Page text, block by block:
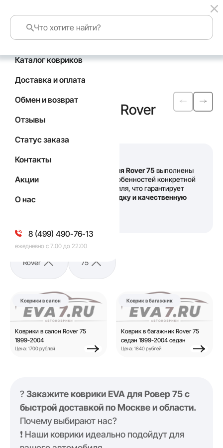
Каталог ковриков
Доставка и оплата
Обмен и возврат
Отзывы
Статус заказа
Контакты
Акции
О нас
8 (499) 490-76-13
ежедневно с 7:00 до 22:00
Автомобильные
коврикиEVA
для Rover
75
коврики для Rover 75 выполнены
с учетом всех особенностей конкретной
модели автомобиля, что гарантирует
идеальную посадку и качественную
Rover 75
Коврики в салон
Коврики в салон Rover 75
1999-2004
Цена: 1700 рублей
Коврик в багажник
Коврик в багажник Rover 75
седан 1999-2004 седан
Цена: 1840 рублей
?Закажите коврики EVA для Ровер 75 с
быстрой доставкой по Москве и области.
Почему выбирают нас?
❗️ Наши коврики идеально подойдут для